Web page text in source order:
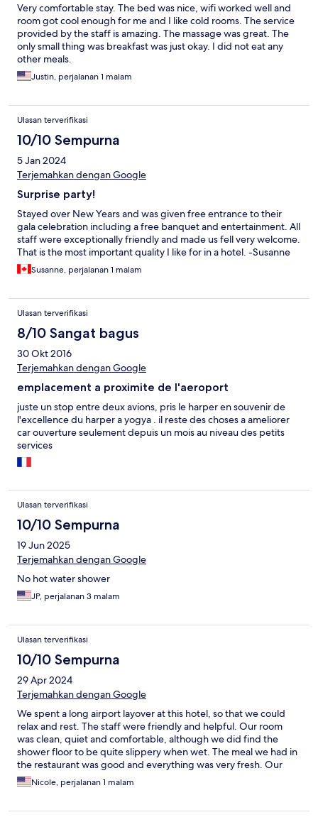
Very comfortable stay. The bed was nice, wifi worked well and
room got cool enough for me and I like cold rooms. The service
provided by the staff is amazing. The massage was great. The
only small thing was breakfast was just okay. I did not eat any
other meals.
Justin, perjalanan 1 malam
Ulasan terverifikasi
10/10 Sempurna
5 Jan 2024
Terjemahkan dengan Google
Surprise party!
Stayed over New Years and was given free entrance to their
gala celebration including a free banquet and entertainment. All
staff were exceptionally friendly and made us fell very welcome.
That is the most important quality I like for in a hotel. -Susanne
Susanne, perjalanan 1 malam
Ulasan terverifikasi
8/10 Sangat bagus
30 Okt 2016
Terjemahkan dengan Google
emplacement a proximite de l'aeroport
juste un stop entre deux avions, pris le harper en souvenir de
l'excellence du harper a yogya . il reste des choses a ameliorer
car ouverture seulement depuis un mois au niveau des petits
services
Ulasan terverifikasi
10/10 Sempurna
19 Jun 2025
Terjemahkan dengan Google
No hot water shower
JP, perjalanan 3 malam
Ulasan terverifikasi
10/10 Sempurna
29 Apr 2024
Terjemahkan dengan Google
We spent a long airport layover at this hotel, so that we could
relax and rest. The staff were friendly and helpful. Our room
was clean, quiet and comfortable, although we did find the
shower floor to be quite slippery when wet. The meal we had in
the restaurant was good and everything was very fresh. Our
only disappointment was that the massage treatments I had
scheduled via a chat on the hotel website, during which I was
scheduled and no one was even available in the spa area. We
Nicole, perjalanan 1 malam